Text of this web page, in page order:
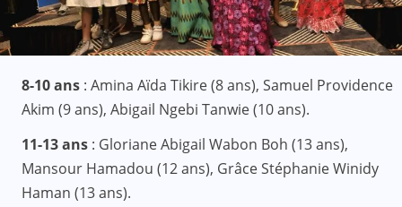
8-10 ans : Amina Aïda Tikire (8 ans), Samuel Providence
Akim (9 ans), Abigail Ngebi Tanwie (10 ans).
11-13 ans : Gloriane Abigail Wabon Boh (13 ans),
Mansour Hamadou (12 ans), Grâce Stéphanie Winidy
Haman (13 ans).